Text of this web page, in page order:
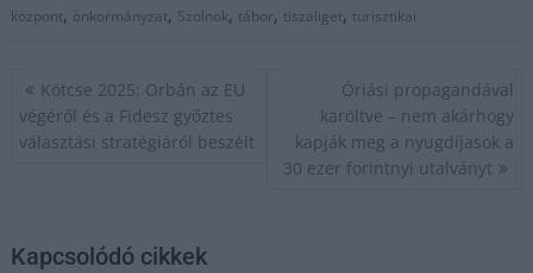
központ, önkormányzat, Szolnok, tábor, tiszaliget, turisztikai
Bejegyzés
navigáció
Kötcse 2025: Orbán az EU
végéről és a Fidesz győztes
választási stratégiáról beszélt
Óriási propagandával
karöltve – nem akárhogy
kapják meg a nyugdíjasok a
30 ezer forintnyi utalványt
Kapcsolódó cikkek